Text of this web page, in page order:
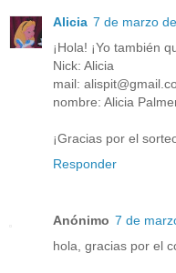
Alicia 7 de marzo
¡Hola! ¡Yo también
Nick: Alicia
mail:
nombre: Alicia
¡Gracias por el
Responder
Anónimo 7 de
hola, gracias por el